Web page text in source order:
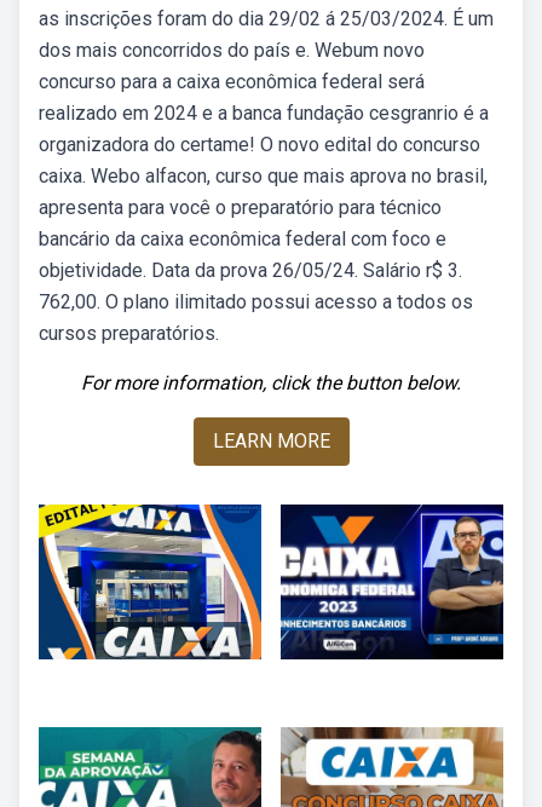
as inscrições foram do dia 29/02 á 25/03/2024. É um
dos mais concorridos do país e. Webum novo
concurso para a caixa econômica federal será
realizado em 2024 e a banca fundação cesgranrio é a
organizadora do certame! O novo edital do concurso
caixa. Webo alfacon, curso que mais aprova no brasil,
apresenta para você o preparatório para técnico
bancário da caixa econômica federal com foco e
objetividade. Data da prova 26/05/24. Salário r$ 3.
762,00. O plano ilimitado possui acesso a todos os
cursos preparatórios.
For more information, click the button below.
LEARN MORE